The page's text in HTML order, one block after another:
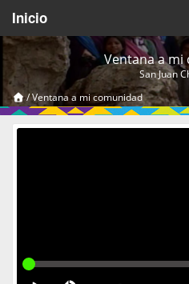
Inicio
Acerca de
Videos Temáticos
Cerrar
Ventana a mi
San Juan
/Ventana a mi comunidad